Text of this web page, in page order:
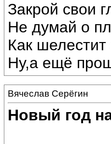
Закрой свои
Не думай о
Как
Ну,а ещё
Вячеслав Серёгин
Новый год